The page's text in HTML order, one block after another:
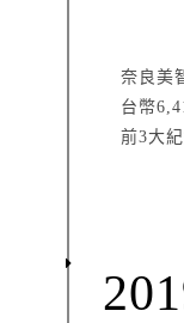
奈良美
台幣
前3大